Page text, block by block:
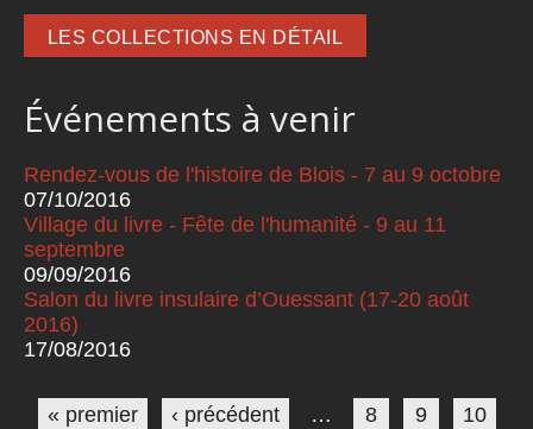
LES COLLECTIONS EN DÉTAIL
Événements à venir
Rendez-vous de l'histoire de Blois - 7 au 9 octobre
07/10/2016
Village du livre - Fête de l'humanité - 9 au 11
septembre
09/09/2016
Salon du livre insulaire d’Ouessant (17-20 août
2016)
17/08/2016
Pages
« premier ‹ précédent … 8 9 10